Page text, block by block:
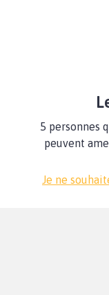
5 personnes
peuvent
Je ne